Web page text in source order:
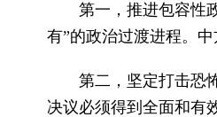
第一，推进包容性
有”的政治过渡进程。
第二，坚定打击恐
决议必须得到全面和有